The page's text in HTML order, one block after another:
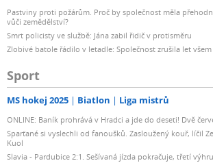
Pastviny proti požárům. Proč by společnost měla
vůči zemědělství?
Smrt policisty ve službě: Jána zabil řidič v protisměru
Zlobivé batole řádilo v letadle: Společnost zrušila let
Sport
MS hokej 2025 Biatlon Liga mistrů
ONLINE: Baník prohrává v Hradci a jde do deseti! Dvě
Sparťané si vyslechli od fanoušků. Zasloužený kouř, líčil
Kuol
Slavia - Pardubice 2:1. Sešívaná jízda pokračuje, třetí